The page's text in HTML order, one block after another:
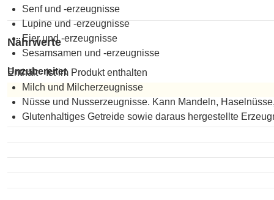
Senf und -erzeugnisse
Lupine und -erzeugnisse
Eier und -erzeugnisse
Sesamsamen und -erzeugnisse
Enthält - Ist im Produkt enthalten
Milch und Milcherzeugnisse
Nüsse und Nusserzeugnisse. Kann Mandeln,
Glutenhaltiges Getreide sowie daraus hergestellte
Nährwerte
Unzubereitet
Unzubereitet